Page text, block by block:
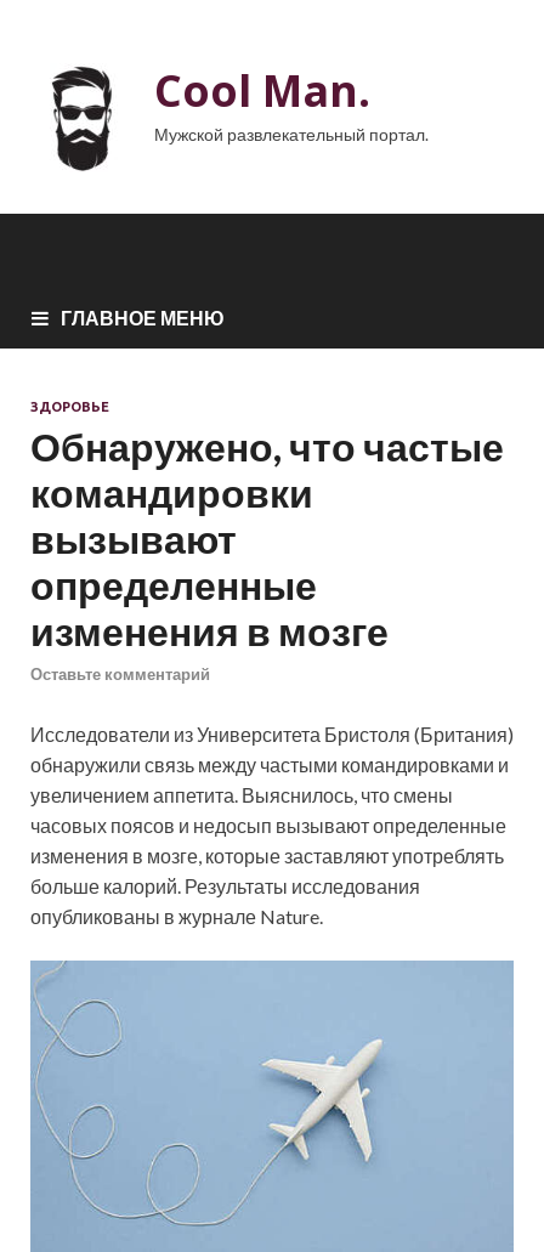
Cool Man.
Мужской развлекательный портал.
ГЛАВНОЕ МЕНЮ
ЗДОРОВЬЕ
Обнаружено, что частые
командировки
вызывают
определенные
изменения в мозге
Оставьте комментарий
Исследователи из Университета Бристоля (Британия)
обнаружили связь между частыми командировками и
увеличением аппетита. Выяснилось, что смены
часовых поясов и недосып вызывают определенные
изменения в мозге, которые заставляют употреблять
больше калорий. Результаты исследования
опубликованы в журнале Nature.